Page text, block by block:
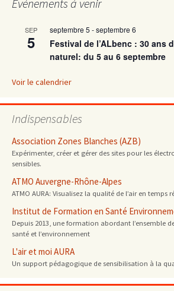
Évènements à venir
SEP
5
septembre 5 -septembre 6
Festival de l’ALbenc : 30 ans
naturel: du 5 au 6 septembre
Voir le calendrier
Indispensables
Association Zones Blanches (AZB)
Expérimenter, créer et gérer des sites pour les
sensibles.
ATMO Auvergne-Rhône-Alpes
ATMO AURA: Visualisez la qualité de l’air en
Institut de Formation en Santé
Depuis 2013, une formation abordant l’ensemble
santé et l’environnement
L'air et moi AURA
Un support pédagogique de sensibilisation à la